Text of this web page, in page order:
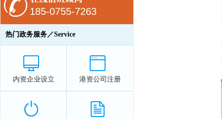
185-0755-7263
热门政务服务／Service
内资企业设立 港资公司注册